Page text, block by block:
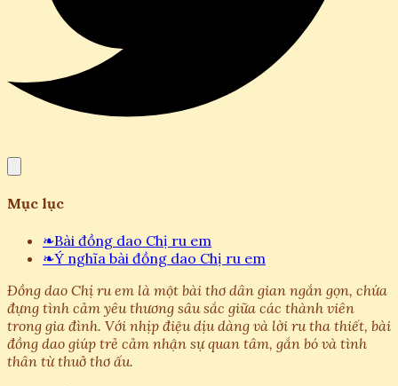
Mục lục
❧Bài đồng dao Chị ru em
❧Ý nghĩa bài đồng dao Chị ru em
Đồng dao Chị ru em là một bài thơ dân gian ngắn gọn, chứa
đựng tình cảm yêu thương sâu sắc giữa các thành viên
trong gia đình. Với nhịp điệu dịu dàng và lời ru tha thiết, bài
đồng dao giúp trẻ cảm nhận sự quan tâm, gắn bó và tình
thân từ thuở thơ ấu.